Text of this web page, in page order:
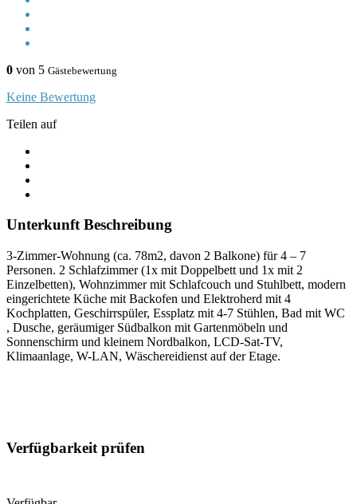
0 von 5 Gästebewertung
Keine Bewertung
Teilen auf
Unterkunft Beschreibung
3-Zimmer-Wohnung (ca. 78m2, davon 2 Balkone) für 4 – 7
Personen. 2 Schlafzimmer (1x mit Doppelbett und 1x mit 2
Einzelbetten), Wohnzimmer mit Schlafcouch und Stuhlbett, modern
eingerichtete Küche mit Backofen und Elektroherd mit 4
Kochplatten, Geschirrspüler, Essplatz mit 4-7 Stühlen, Bad mit WC
, Dusche, geräumiger Südbalkon mit Gartenmöbeln und
Sonnenschirm und kleinem Nordbalkon, LCD-Sat-TV,
Klimaanlage, W-LAN, Wäschereidienst auf der Etage.
Verfügbarkeit prüfen